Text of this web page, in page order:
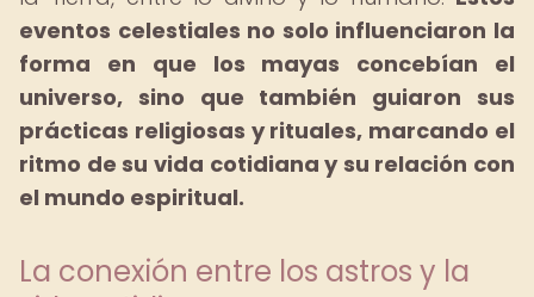
eventos celestiales no solo influenciaron la
forma en que los mayas concebían el
universo, sino que también guiaron sus
prácticas religiosas y rituales, marcando el
ritmo de su vida cotidiana y su relación con
el mundo espiritual.
La conexión entre los astros y la